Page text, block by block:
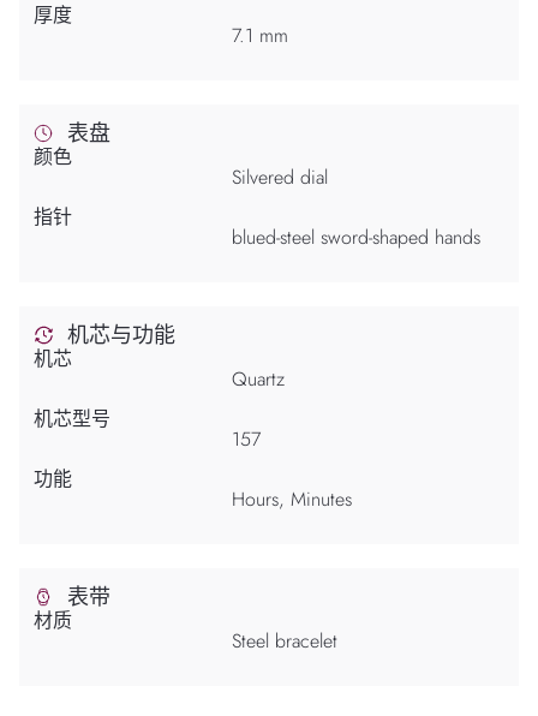
厚度
7.1 mm
表盘
颜色
Silvered dial
指针
blued-steel sword-shaped hands
机芯与功能
机芯
Quartz
机芯型号
157
功能
Hours, Minutes
表带
材质
Steel bracelet